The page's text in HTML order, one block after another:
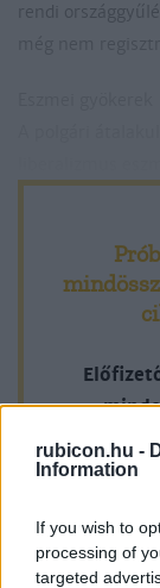
rubicon.hu -
Information
If you wish to
processing of
targeted
rendi
mint a nagy
jelentkezett,
átalakítani. Az
operátumok,
azonban a
A